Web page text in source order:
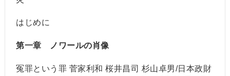
はじめに
第一章 ノワールの肖像
冤罪という罪 菅家利和 桜井昌司 杉山卓男/日本政財